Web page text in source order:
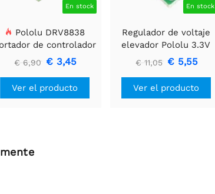
En stock
Pololu DRV8838
de controlador
de motor DC cepillado
€ 6,90 € 3,45
Ver el producto
En stock
Regulador de voltaje
elevador Pololu 3.3V
U1V11F3
€ 11,05 € 5,55
Ver el producto